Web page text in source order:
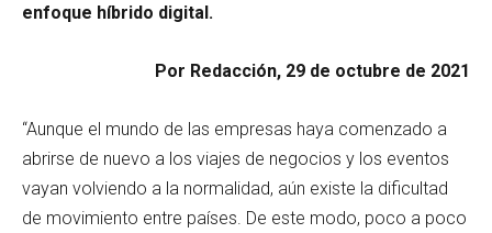
enfoque híbrido digital.
Por Redacción, 29 de octubre de 2021
“Aunque el mundo de las empresas haya comenzado a
abrirse de nuevo a los viajes de negocios y los eventos
vayan volviendo a la normalidad, aún existe la dificultad
de movimiento entre países. De este modo, poco a poco